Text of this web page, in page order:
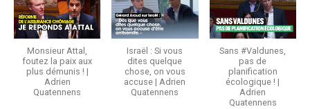
Monsieur Attal,
foutez la paix aux
plus démunis ! |
Adrien
Quatennens
Israël : Si vous
dites quelque
chose, on vous
accuse | Adrien
Quatennens
Sans #Valdunes,
pas de
planification
écologique ! |
Adrien
Quatennens